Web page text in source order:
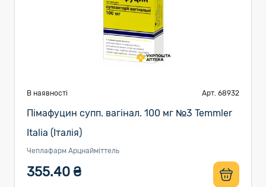
В наявності Арт. 68932
Пімафуцин супп. вагінал. 100 мг №3 Temmler
Italia (Італія)
Чеплафарм Арцнайміттель
355.40 ₴